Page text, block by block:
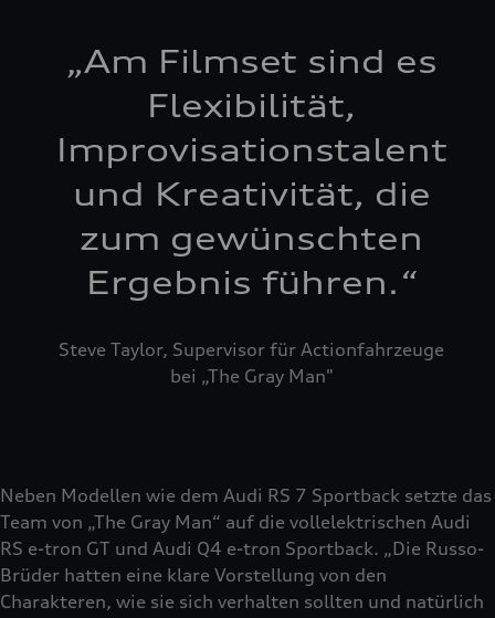
„Am Filmset sind es
Flexibilität,
Improvisationstalent
und Kreativität, die
zum gewünschten
Ergebnis führen. “
Steve Taylor, Supervisor für Actionfahrzeuge
bei „The Gray Man"
Neben Modellen wie dem Audi RS 7 Sportback setzte das
Team von „The Gray Man“ auf die vollelektrischen Audi
RS e-tron GT und Audi Q4 e-tron Sportback. „Die Russo-
Brüder hatten eine klare Vorstellung von den
Charakteren, wie sie sich verhalten sollten und natürlich